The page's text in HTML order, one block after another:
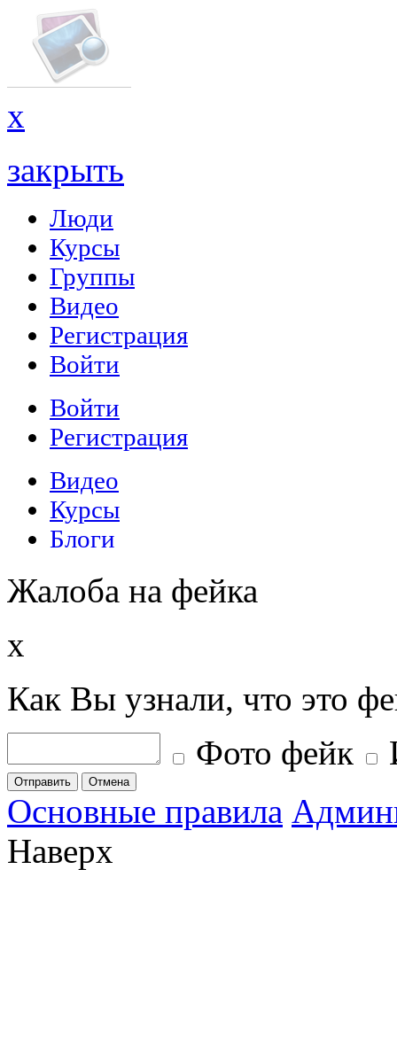
x
закрыть
Жалоба на фейка
x
Как Вы узнали, что это
Фото фейк
Отправить Отмена
Основные правила
Наверх